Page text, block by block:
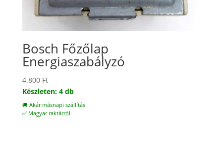
Bosch Főzőlap
Energiaszabályzó
4.800 Ft
Készleten: 4 db
🚚 Akár másnapi szállítás
✅ Magyar raktárról